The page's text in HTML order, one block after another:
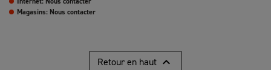
Magasins: Nous contacter
Retour en haut 